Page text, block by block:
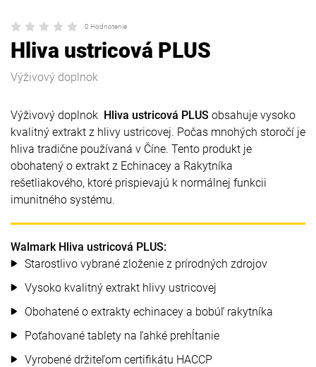
0 Hodnotenie
Hliva ustricová PLUS
Výživový doplnok
Výživový doplnok Hliva ustricová PLUS obsahuje vysoko
kvalitný extrakt z hlivy ustricovej. Počas mnohých storočí je
hliva tradične používaná v Číne. Tento produkt je
obohatený o extrakt z Echinacey a Rakytníka
rešetliakového, ktoré prispievajú k normálnej funkcii
imunitného systému.
Walmark Hliva ustricová PLUS:
Starostlivo vybrané zloženie z prírodných zdrojov
Vysoko kvalitný extrakt hlivy ustricovej
Obohatené o extrakty echinacey a bobúľ rakytníka
Poťahované tablety na ľahké prehĺtanie
Vyrobené držiteľom certifikátu HACCP